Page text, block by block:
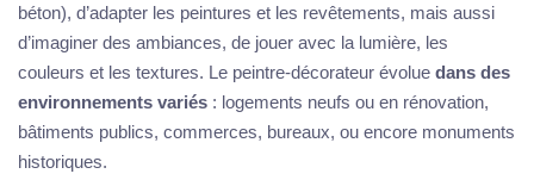
béton), d’adapter les peintures et les revêtements, mais aussi
d’imaginer des ambiances, de jouer avec la lumière, les
couleurs et les textures. Le peintre-décorateur évolue dans des
environnements variés : logements neufs ou en rénovation,
bâtiments publics, commerces, bureaux, ou encore monuments
historiques.